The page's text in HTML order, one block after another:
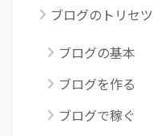
ブログのトリセツ
ブログの基本
ブログを作る
ブログで稼ぐ